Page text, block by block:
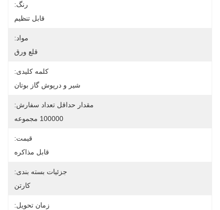
رنگ:
قابل تنظیم
مواد:
قلع ورق
کلمه کلیدی:
شیر و درپوش گاز بوتان
مقدار حداقل تعداد سفارش:
100000 مجموعه
قیمت:
قابل مذاکره
جزئیات بسته بندی:
کارتن
زمان تحویل: